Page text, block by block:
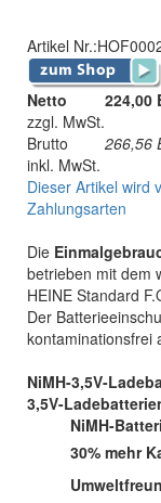
Artikel Nr.:
Netto
224,00
zzgl. MwSt.
Brutto
266,56
inkl. MwSt.
Dieser Artikel wird
Zahlungsarten
Die
betrieben mit dem
HEINE Standard
Der
kontaminationsfrei
NiMH-3,5V-
3,5V-
NiMH-
30% mehr